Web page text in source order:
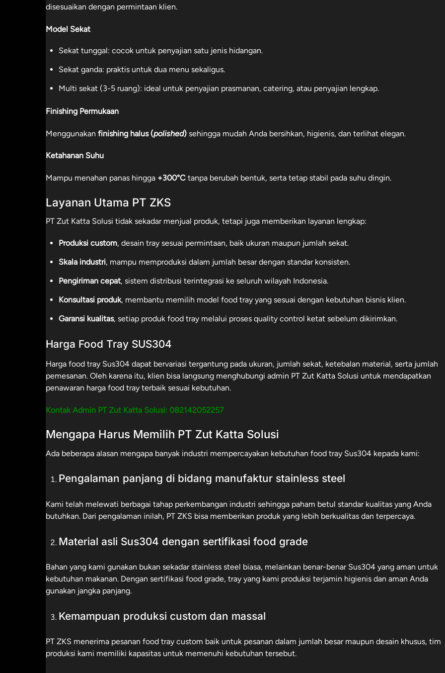
disesuaikan dengan permintaan klien.
Model Sekat
Sekat tunggal: cocok untuk penyajian satu jenis hidangan.
Sekat ganda: praktis untuk dua menu sekaligus.
Multi sekat (3-5 ruang): ideal untuk penyajian prasmanan, catering, atau penyajian lengkap.
Finishing Permukaan
Menggunakan finishing halus (polished) sehingga mudah Anda bersihkan, higienis, dan terlihat elegan.
Ketahanan Suhu
Mampu menahan panas hingga +300°C tanpa berubah bentuk, serta tetap stabil pada suhu dingin.
Layanan Utama PT ZKS
PT Zut Katta Solusi tidak sekadar menjual produk, tetapi juga memberikan layanan lengkap:
Produksi custom, desain tray sesuai permintaan, baik ukuran maupun jumlah sekat.
Skala industri, mampu memproduksi dalam jumlah besar dengan standar konsisten.
Pengiriman cepat, sistem distribusi terintegrasi ke seluruh wilayah Indonesia.
Konsultasi produk, membantu memilih model food tray yang sesuai dengan kebutuhan bisnis klien.
Garansi kualitas, setiap produk food tray melalui proses quality control ketat sebelum dikirimkan.
Harga Food Tray SUS304
Harga food tray Sus304 dapat bervariasi tergantung pada ukuran, jumlah sekat, ketebalan material, serta jumlah
pemesanan. Oleh karena itu, klien bisa langsung menghubungi admin PT Zut Katta Solusi untuk mendapatkan
penawaran harga food tray terbaik sesuai kebutuhan.
Kontak Admin PT Zut Katta Solusi: 082142052257
Mengapa Harus Memilih PT Zut Katta Solusi
Ada beberapa alasan mengapa banyak industri mempercayakan kebutuhan food tray Sus304 kepada kami:
Pengalaman panjang di bidang manufaktur stainless steel
Kami telah melewati berbagai tahap perkembangan industri sehingga paham betul standar kualitas yang Anda
butuhkan. Dari pengalaman inilah, PT ZKS bisa memberikan produk yang lebih berkualitas dan terpercaya.
Material asli Sus304 dengan sertifikasi food grade
Bahan yang kami gunakan bukan sekadar stainless steel biasa, melainkan benar-benar Sus304 yang aman untuk
kebutuhan makanan. Dengan sertifikasi food grade, tray yang kami produksi terjamin higienis dan aman Anda
gunakan jangka panjang.
Kemampuan produksi custom dan massal
PT ZKS menerima pesanan food tray custom baik untuk pesanan dalam jumlah besar maupun desain khusus, tim
produksi kami memiliki kapasitas untuk memenuhi kebutuhan tersebut.